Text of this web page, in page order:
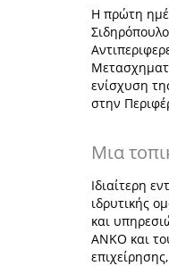
Η πρώτη
ενίσχυση
στην
Μια
Ιδιαίτερη
ιδρυτικής
και
ΑΝΚΟ και